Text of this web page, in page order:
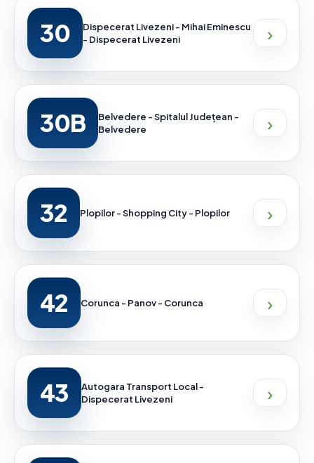
30
Dispecerat Livezeni - Mihai Eminescu
- Dispecerat Livezeni
›
30B
Belvedere - Spitalul Județean -
Belvedere
›
32 Plopilor - Shopping City - Plopilor ›
42 Corunca - Panov - Corunca ›
43
Autogara Transport Local -
Dispecerat Livezeni
›